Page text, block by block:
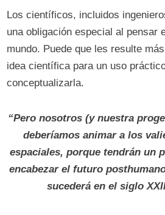
Los científicos, incluidos
una obligación especial al pensar
mundo. Puede que les resulte
idea científica para un uso
conceptualizarla.
“Pero nosotros (y nuestra
deberíamos animar a los
espaciales, porque tendrán un
encabezar el futuro
sucederá en el siglo